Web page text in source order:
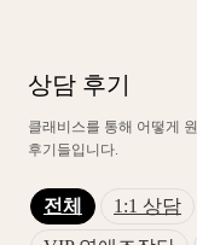
상담 후기
클래 비 스를 통해 어 떻게 원
후기 들입 니 다.
전체 1:1 상담